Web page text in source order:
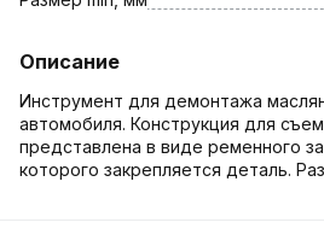
Описание
Инструмент для демонтажа
автомобиля. Конструкция для
представлена в виде ременного
которого закрепляется деталь.